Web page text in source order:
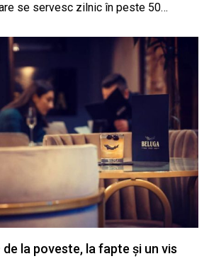
se servesc zilnic în peste 50…
de la poveste, la fapte și un vis